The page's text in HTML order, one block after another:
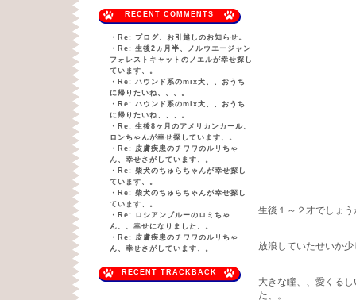
RECENT COMMENTS
・ Re: ブログ、お引越しのお知らせ。
・ Re: 生後2ヵ月半、ノルウエージャン
フォレストキャットのノエルが幸せ探し
ています、。
・ Re: ハウンド系のmix犬、、おうち
に帰りたいね、、、。
・ Re: ハウンド系のmix犬、、おうち
に帰りたいね、、、。
・ Re: 生後8ヶ月のアメリカンカール、
ロンちゃんが幸せ探しています、。
・ Re: 皮膚疾患のチワワのルリちゃ
ん、幸せさがしています、。
・ Re: 柴犬のちゅらちゃんが幸せ探し
ています、。
・ Re: 柴犬のちゅらちゃんが幸せ探し
ています、。
・ Re: ロシアンブルーのロミちゃ
ん、、幸せになりました、。
・ Re: 皮膚疾患のチワワのルリちゃ
ん、幸せさがしています、。
RECENT TRACKBACK
生後１～２才でしょ
放浪していたせいか
大きな瞳、、愛くる
た、。